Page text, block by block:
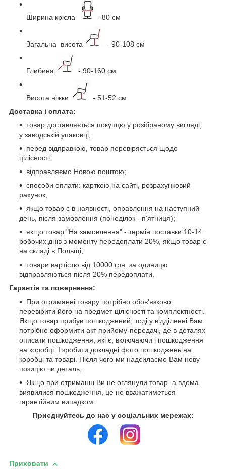
Ширина крісла - 80 см
Загальна висота - 90-108 см
Глибина - 90-160 см
Висота ніжки
- 51-52 см
Доставка і оплата:
товар доставляється покупцю у розібраному вигляді,
у заводській упаковці;
перед відправкою, товар перевіряється щодо
цілісності;
відправляємо Новою поштою;
способи оплати: карткою на сайті, розрахунковий
рахунок;
якщо товар є в наявності, оправлення на наступний
день, після замовлення (понеділок - п'ятниця);
якщо товар "На замовлення" - термін поставки 10-14
робочих днів з моменту передоплати 20%, якщо товар є
на складі в Польщі;
товари вартістю від 10000 грн. за одиницю
відправляються після 20% передоплати.
Гарантія та повернення:
При отриманні товару потрібно обов'язково
перевірити його на предмет цілісності та комплектності.
Якщо товар прибув пошкоджений, тоді у відділенні Вам
потрібно оформити акт прийому-передачі, де в деталях
описати пошкодження, які є, включаючи і пошкодження
на коробці. І зробити докладні фото пошкоджень на
коробці та товарі. Після чого ми надсилаємо Вам нову
позицію чи деталь;
Якщо при отриманні Ви не оглянули товар, а вдома
виявилися пошкодження, це не вважатиметься
гарантійним випадком.
Приєднуйтесь до нас у соціальних мережах:
Приховати